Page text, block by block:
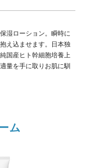
湿ローション。瞬時に
え込ませます。日本独
国産ヒト幹細胞培養上
量を手に取りお肌に馴
ム